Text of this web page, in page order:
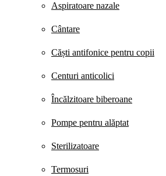
Aspiratoare nazale
Cântare
Căști antifonice pentru copii
Centuri anticolici
Încălzitoare biberoane
Pompe pentru alăptat
Sterilizatoare
Termosuri